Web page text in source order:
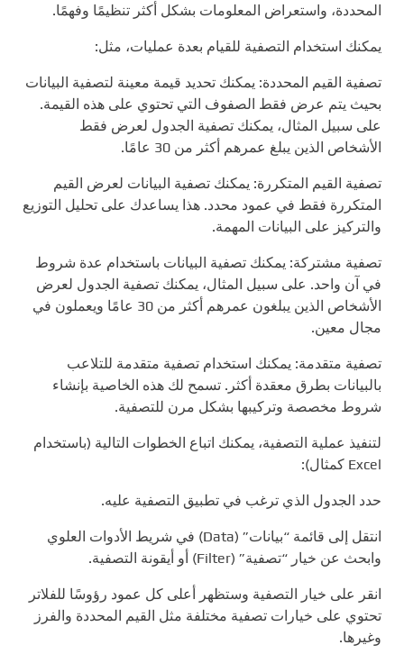
المحددة، واستعراض المعلومات بشكل أكثر تنظيمًا وفهمًا.
يمكنك استخدام التصفية للقيام بعدة عمليات، مثل:
تصفية القيم المحددة: يمكنك تحديد قيمة معينة لتصفية البيانات
بحيث يتم عرض فقط الصفوف التي تحتوي على هذه القيمة.
على سبيل المثال، يمكنك تصفية الجدول لعرض فقط
الأشخاص الذين يبلغ عمرهم أكثر من 30 عامًا.
تصفية القيم المتكررة: يمكنك تصفية البيانات لعرض القيم
المتكررة فقط في عمود محدد. هذا يساعدك على تحليل التوزيع
والتركيز على البيانات المهمة.
تصفية مشتركة: يمكنك تصفية البيانات باستخدام عدة شروط
في آن واحد. على سبيل المثال، يمكنك تصفية الجدول لعرض
الأشخاص الذين يبلغون عمرهم أكثر من 30 عامًا ويعملون في
مجال معين.
تصفية متقدمة: يمكنك استخدام تصفية متقدمة للتلاعب
بالبيانات بطرق معقدة أكثر. تسمح لك هذه الخاصية بإنشاء
شروط مخصصة وتركيبها بشكل مرن للتصفية.
لتنفيذ عملية التصفية، يمكنك اتباع الخطوات التالية (باستخدام
Excel كمثال):
حدد الجدول الذي ترغب في تطبيق التصفية عليه.
انتقل إلى قائمة “بيانات” (Data) في شريط الأدوات العلوي
وابحث عن خيار “تصفية” (Filter) أو أيقونة التصفية.
انقر على خيار التصفية وستظهر أعلى كل عمود رؤوسًا للفلاتر
تحتوي على خيارات تصفية مختلفة مثل القيم المحددة والفرز
وغيرها.